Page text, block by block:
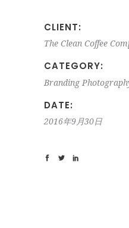
CLIENT:
The Clean Coffee
CATEGORY:
Branding
DATE:
2016年9月30日